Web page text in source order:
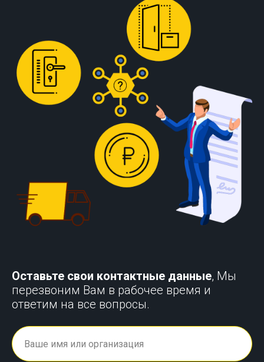
Оставьте свои контактные данные, Мы
перезвоним Вам в рабочее время и
ответим на все вопросы.